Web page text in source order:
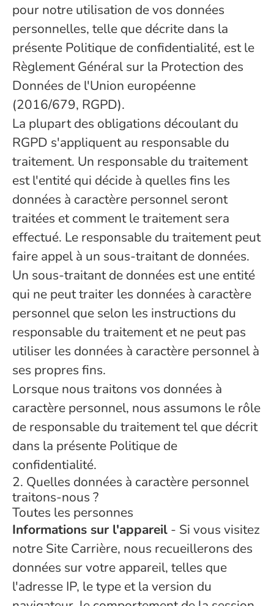
pour notre utilisation de vos données
personnelles, telle que décrite dans la
présente Politique de confidentialité, est le
Règlement Général sur la Protection des
Données de l'Union européenne
(2016/679, RGPD).
La plupart des obligations découlant du
RGPD s'appliquent au responsable du
traitement. Un responsable du traitement
est l'entité qui décide à quelles fins les
données à caractère personnel seront
traitées et comment le traitement sera
effectué. Le responsable du traitement peut
faire appel à un sous-traitant de données.
Un sous-traitant de données est une entité
qui ne peut traiter les données à caractère
personnel que selon les instructions du
responsable du traitement et ne peut pas
utiliser les données à caractère personnel à
ses propres fins.
Lorsque nous traitons vos données à
caractère personnel, nous assumons le rôle
de responsable du traitement tel que décrit
dans la présente Politique de
confidentialité.
2. Quelles données à caractère personnel
traitons-nous ?
Toutes les personnes
Informations sur l'appareil - Si vous visitez
notre Site Carrière, nous recueillerons des
données sur votre appareil, telles que
l'adresse IP, le type et la version du